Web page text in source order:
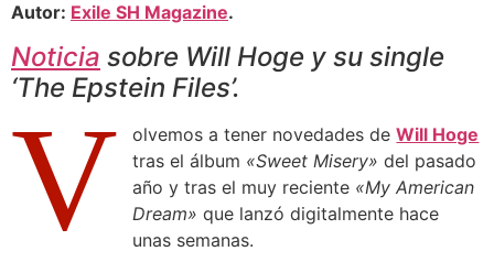
Autor: Exile SH Magazine.
Noticia sobre Will Hoge y su single
‘The Epstein Files’.
V olvemos a tener novedades deWill Hoge
tras el álbum «Sweet Misery» del pasado
año y tras el muy reciente «My American
Dream» que lanzó digitalmente hace
unas semanas.